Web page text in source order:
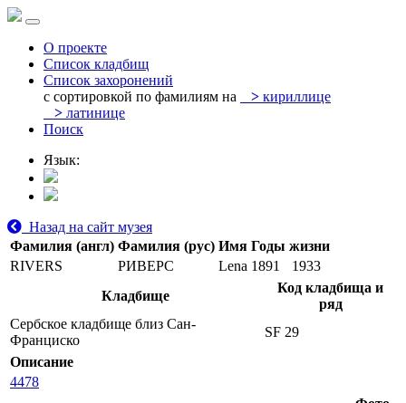
О проекте
Список кладбищ
Список захоронений
с сортировкой по фамилиям на
> кириллице
> латинице
Поиск
Язык:
Назад на сайт музея
Фамилия (англ) Фамилия (рус) Имя Годы жизни
RIVERS
РИВЕРС Lena 1891
1933
Кладбище
Код кладбища и
ряд
Сербское кладбище близ Сан-
Франциско
SF 29
Описание
4478